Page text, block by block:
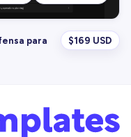
para
$169 USD